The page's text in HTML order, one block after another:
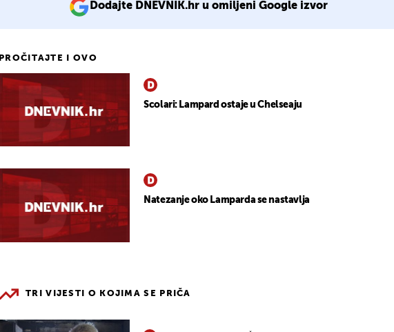
Dodajte DNEVNIK.hr u omiljeni Google izvor
PROČITAJTE I OVO
Scolari: Lampard ostaje u Chelseaju
Natezanje oko Lamparda se nastavlja
TRI VIJESTI O KOJIMA SE PRIČA